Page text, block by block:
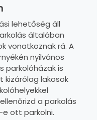
lehetőség áll
általában
vonatkoznak rá. A
nyilvános
parkolóházak is
kizárólag lakosok
a parkolás
ott parkolni.